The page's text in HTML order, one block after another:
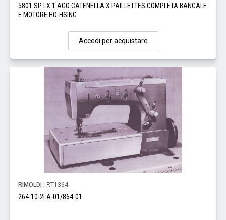
5801 SP LX 1 AGO CATENELLA X PAILLETTES COMPLETA BANCALE
E MOTORE HO-HSING
Accedi per acquistare
RIMOLDI | RT1364
264-10-2LA-01/864-01